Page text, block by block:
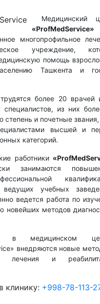
Медицинский
«ProfMedService»
многопрофильное
учреждение,
помощь
Ташкента и
более 20 врачей
специалистов, из них
степень и почетные
высшей и
категорий.
работники
занимаются
учебных
ведется работа по
новейших методов
в медицинском
внедряются новые
лечения и
клинику: +998-78-113-